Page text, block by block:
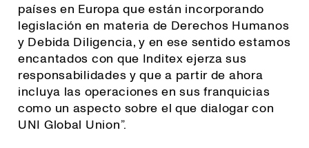
países en Europa que están incorporando
legislación en materia de Derechos Humanos
y Debida Diligencia, y en ese sentido estamos
encantados con que Inditex ejerza sus
responsabilidades y que a partir de ahora
incluya las operaciones en sus franquicias
como un aspecto sobre el que dialogar con
UNI Global Union”.